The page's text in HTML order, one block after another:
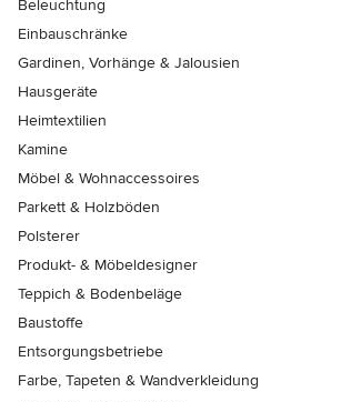
Beleuchtung
Einbauschränke
Gardinen, Vorhänge & Jalousien
Hausgeräte
Heimtextilien
Kamine
Möbel & Wohnaccessoires
Parkett & Holzböden
Polsterer
Produkt- & Möbeldesigner
Teppich & Bodenbeläge
Baustoffe
Entsorgungsbetriebe
Farbe, Tapeten & Wandverkleidung